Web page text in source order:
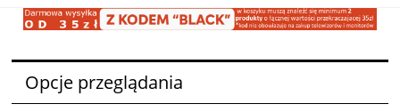
Opcje przeglądania